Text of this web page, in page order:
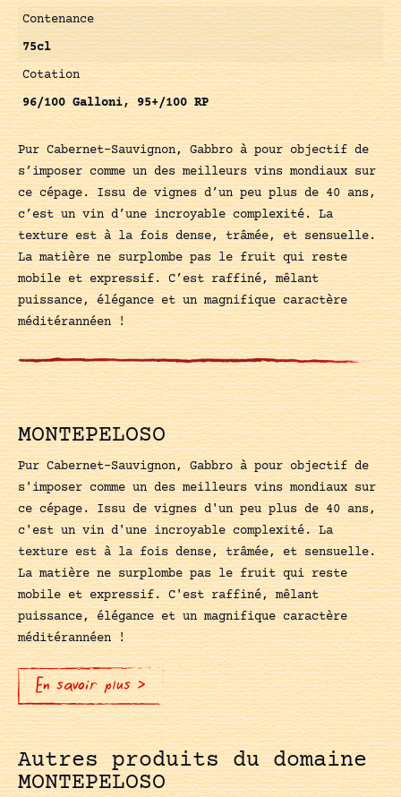
Contenance
75cl
Cotation
96/100 Galloni, 95+/100 RP
Pur Cabernet-Sauvignon, Gabbro à pour objectif de
s’imposer comme un des meilleurs vins mondiaux sur
ce cépage. Issu de vignes d’un peu plus de 40 ans,
c’est un vin d’une incroyable complexité. La
texture est à la fois dense, trâmée, et sensuelle.
La matière ne surplombe pas le fruit qui reste
mobile et expressif. C’est raffiné, mêlant
puissance, élégance et un magnifique caractère
méditérannéen !
MONTEPELOSO
Pur Cabernet-Sauvignon, Gabbro à pour objectif de
s'imposer comme un des meilleurs vins mondiaux sur
ce cépage. Issu de vignes d'un peu plus de 40 ans,
c'est un vin d'une incroyable complexité. La
texture est à la fois dense, trâmée, et sensuelle.
La matière ne surplombe pas le fruit qui reste
mobile et expressif. C'est raffiné, mêlant
puissance, élégance et un magnifique caractère
méditérannéen !
En savoir plus >
Autres produits du domaine
MONTEPELOSO